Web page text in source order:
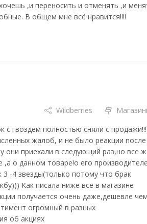
,и переносить и отменять ,и
В общем мне всё нравится!!!!
Wildberries
гвоздем полностью сняли с
жалоб, и не было реакции после
они приехали в следующий раз,но все
о данном товаре!о его
-4 звезды(только потому что брак
Как писала ниже все в магазине
получается очень даже,дешевле
огромный в разных
об акциях